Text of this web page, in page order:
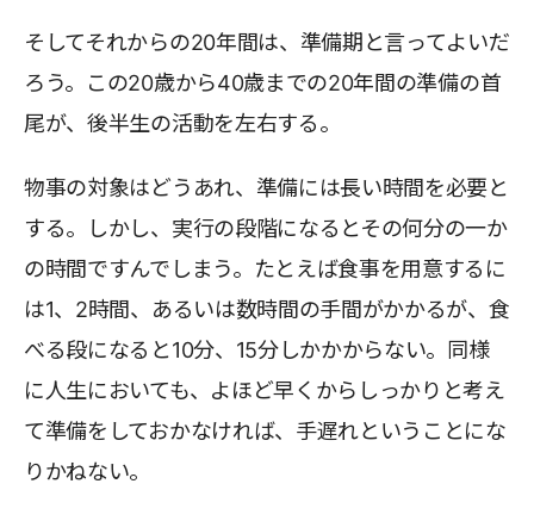
そしてそれからの20年間は、準備期と言ってよいだ
ろう。この20歳から40歳までの20年間の準備の首
尾が、後半生の活動を左右する。
物事の対象はどうあれ、準備には長い時間を必要と
する。しかし、実行の段階になるとその何分の一か
の時間ですんでしまう。たとえば食事を用意するに
は1、2時間、あるいは数時間の手間がかかるが、食
べる段になると10分、15分しかかからない。同様
に人生においても、よほど早くからしっかりと考え
て準備をしておかなければ、手遅れということにな
りかねない。